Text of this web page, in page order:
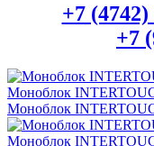
+7 (4742)
+7